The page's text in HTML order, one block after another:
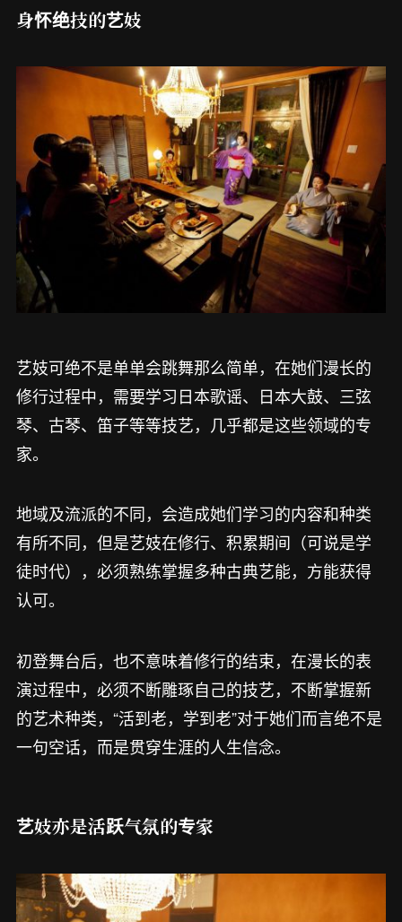
身怀绝技的艺妓
艺妓可绝不是单单会跳舞那么简单，在她们漫长的
修行过程中，需要学习日本歌谣、日本大鼓、三弦
琴、古琴、笛子等等技艺，几乎都是这些领域的专
家。
地域及流派的不同，会造成她们学习的内容和种类
有所不同，但是艺妓在修行、积累期间（可说是学
徒时代），必须熟练掌握多种古典艺能，方能获得
认可。
初登舞台后，也不意味着修行的结束，在漫长的表
演过程中，必须不断雕琢自己的技艺，不断掌握新
的艺术种类，“活到老，学到老”对于她们而言绝不是
一句空话，而是贯穿生涯的人生信念。
艺妓亦是活跃气氛的专家